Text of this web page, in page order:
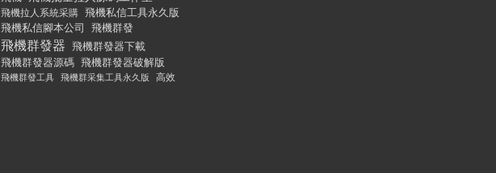
飛機拉人系統采購 飛機私信工具永久版
飛機私信腳本公司
飛機群發
飛機群發器 飛機群發器下載
飛機群發器源碼 飛機群發器破解版
飛機群發工具 飛機群采集工具永久版 高效